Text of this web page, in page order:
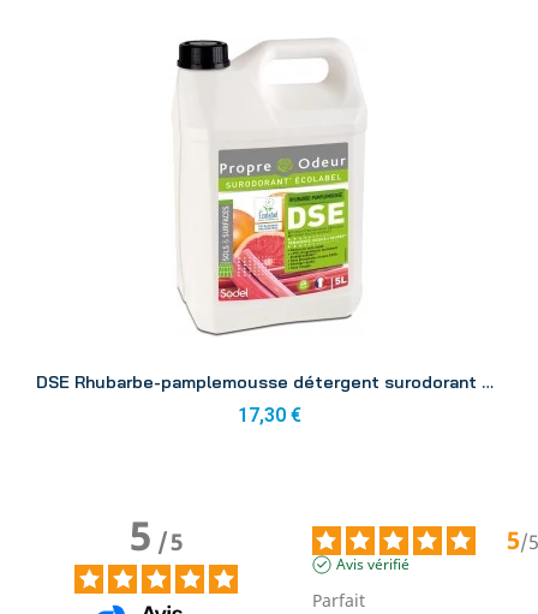
DSE Rhubarbe-pamplemousse détergent surodorant Ecolabel 5L
17,30 €
5/5 5/5
Avis vérifié
Parfait